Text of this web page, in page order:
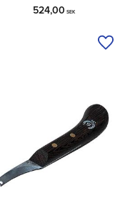
524,00 SEK